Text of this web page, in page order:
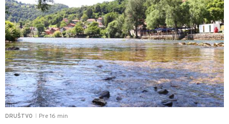
DRUŠTVO Pre 16 min